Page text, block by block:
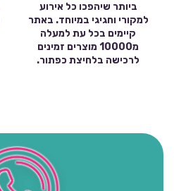
ביותר שיהפכו כל אירוע
למקורי וחגיגי במיוחד. באתר
קיימים בכל עת למעלה
מ10000 מוצרים זמינים
לרכישה בלחיצת כפתור.